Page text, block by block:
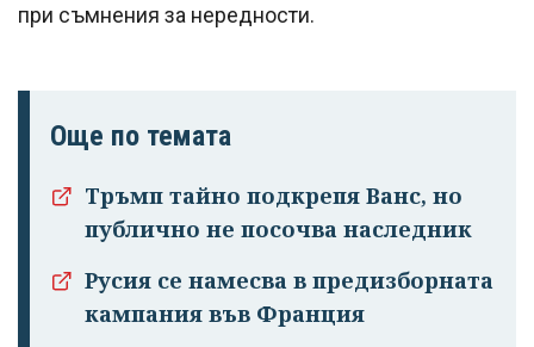
при съмнения за нередности.
Още по темата
Тръмп тайно подкрепя Ванс, но
публично не посочва наследник
Русия се намесва в предизборната
кампания във Франция